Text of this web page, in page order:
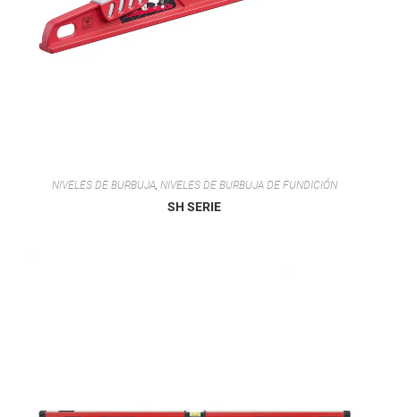
NIVELES DE BURBUJA, NIVELES DE BURBUJA DE FUNDICIÓN
SH SERIE